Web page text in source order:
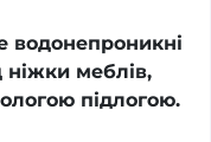
водонепроникні
ніжки меблів,
підлогою.